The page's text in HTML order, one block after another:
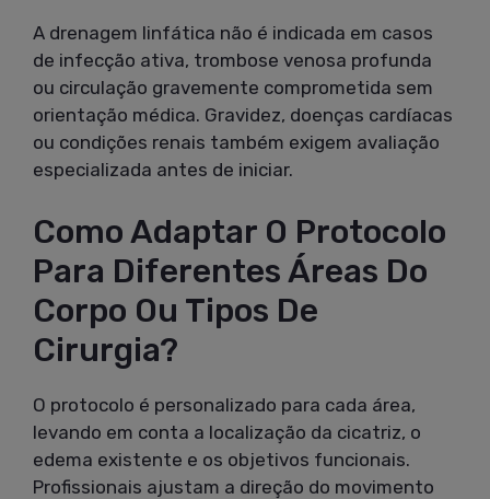
A drenagem linfática não é indicada em casos
de infecção ativa, trombose venosa profunda
ou circulação gravemente comprometida sem
orientação médica. Gravidez, doenças cardíacas
ou condições renais também exigem avaliação
especializada antes de iniciar.
Como Adaptar O Protocolo
Para Diferentes Áreas Do
Corpo Ou Tipos De
Cirurgia?
O protocolo é personalizado para cada área,
levando em conta a localização da cicatriz, o
edema existente e os objetivos funcionais.
Profissionais ajustam a direção do movimento